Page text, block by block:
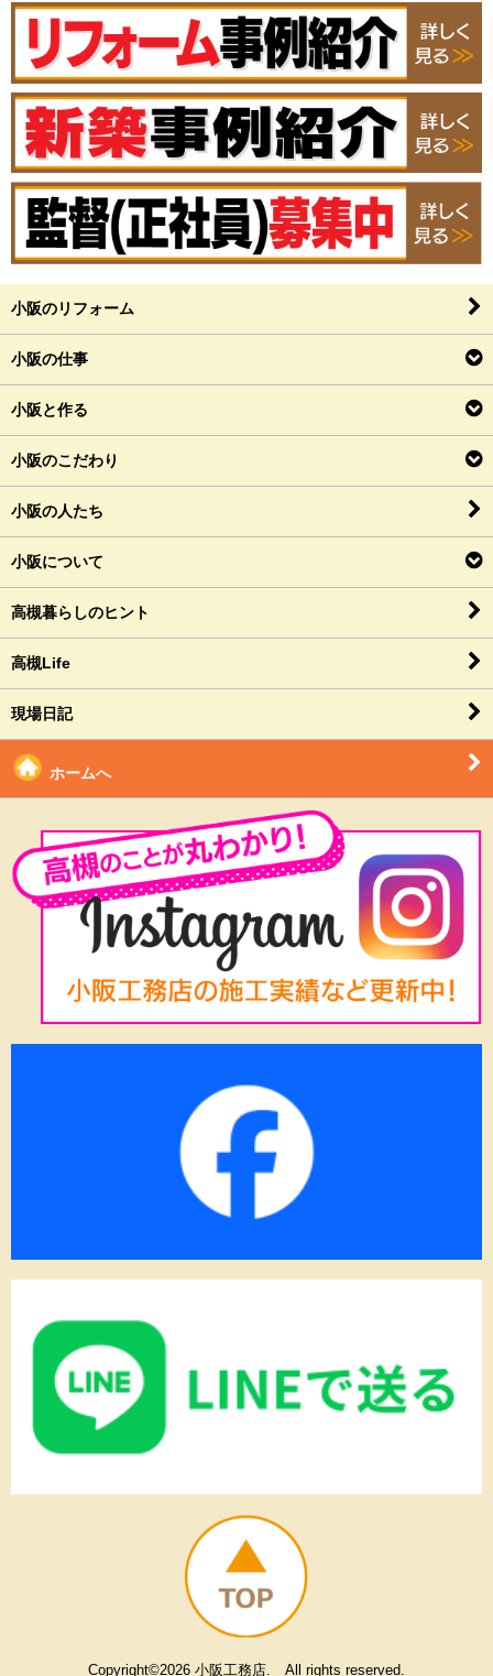
小阪のリフォーム
小阪の仕事
小阪と作る
小阪のこだわり
小阪の人たち
小阪について
高槻暮らしのヒント
高槻Life
現場日記
ホームへ
Copyright©2026 小阪工務店. All rights reserved.